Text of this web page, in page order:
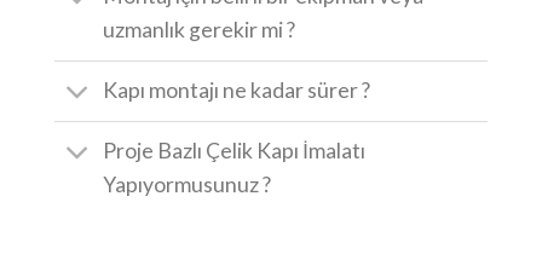
uzmanlık gerekir mi ?
Kapı montajı ne kadar sürer ?
Proje Bazlı Çelik Kapı İmalatı
Yapıyormusunuz ?